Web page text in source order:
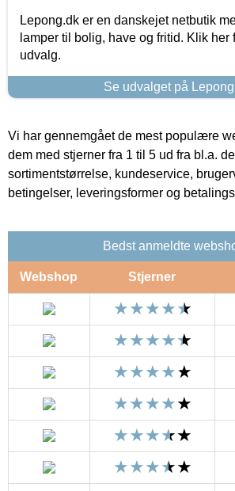
Lepong.dk er en danskejet netbutik
lamper til bolig, have og fritid. Klik her
udvalg.
Se udvalget på
Vi har gennemgået de mest populære
dem med stjerner fra 1 til 5 ud fra bl.a.
sortimentstørrelse, kundeservice,
betingelser, leveringsformer og
Bedst anmeldte
Webshop Stjerner